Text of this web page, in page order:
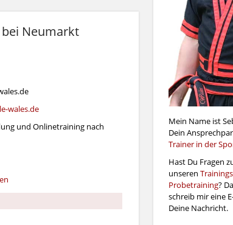
Neumarkt
wales.de
und Onlinetraining nach
Mein Name ist
Dein
Trainer in der
Hast Du Fragen
unseren
Probetraining?
schreib mir eine
Deine Nachricht.